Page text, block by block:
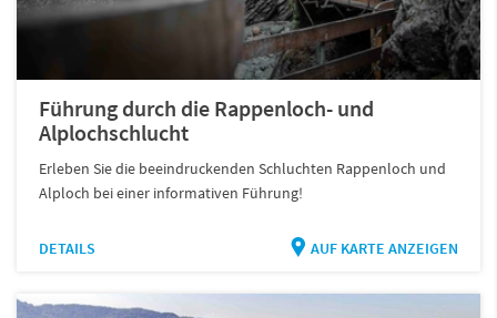
Führung durch die Rappenloch- und
Alplochschlucht
Erleben Sie die beeindruckenden Schluchten Rappenloch und
Alploch bei einer informativen Führung!
DETAILS AUF KARTE ANZEIGEN